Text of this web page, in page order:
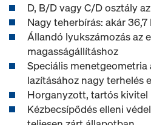
D, B/D vagy C/D osztály
Nagy teherbírás: akár
Állandó lyukszámozás az
magasságállításhoz
Speciális
lazításához nagy terhelés
Horganyzott, tartós kivitel
Kézbecsípődés elleni